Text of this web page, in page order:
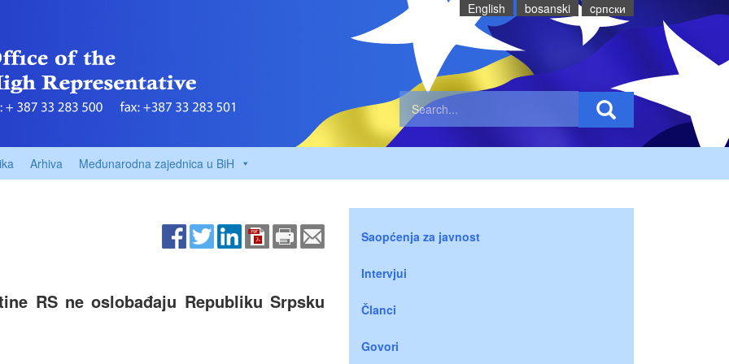
English bosanski cрпски
Arhiva Međunarodna zajednica u BiH
RS ne oslobađaju Republiku Srpsku
Saopćenja za javnost
Intervjui
Članci
Govori